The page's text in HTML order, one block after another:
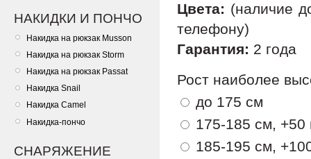
НАКИДКИ И ПОНЧО
Накидка на рюкзак Musson
Накидка на рюкзак Storm
Накидка на рюкзак Passat
Накидка Snail
Накидка Camel
Накидка-пончо
СНАРЯЖЕНИЕ
Цвета: (наличие
телефону)
Гарантия: 2 года
Рост наиболее
до 175 см
175-185 см, +50
185-195 см,